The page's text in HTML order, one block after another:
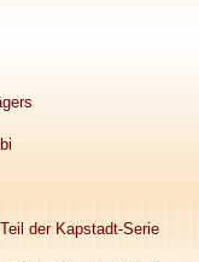
der Kapstadt-Serie